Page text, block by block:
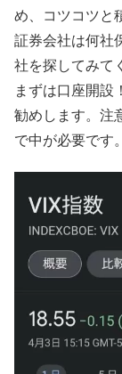
め、コツコツと
証券会社は何社
社を探してみて
まずは口座開設
勧めします。注
で中が必要です。